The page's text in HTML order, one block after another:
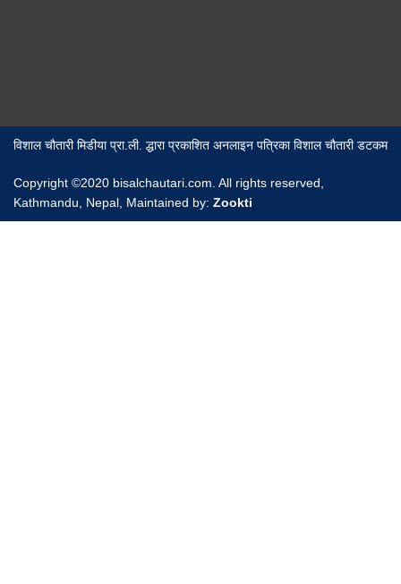
विशाल चौतारी मिडीया प्रा.ली. द्धारा प्रकाशित अनलाइन पत्रिका विशाल चौतारी डटकम
Copyright ©2020 bisalchautari.com. All rights reserved,
Kathmandu, Nepal, Maintained by: Zookti